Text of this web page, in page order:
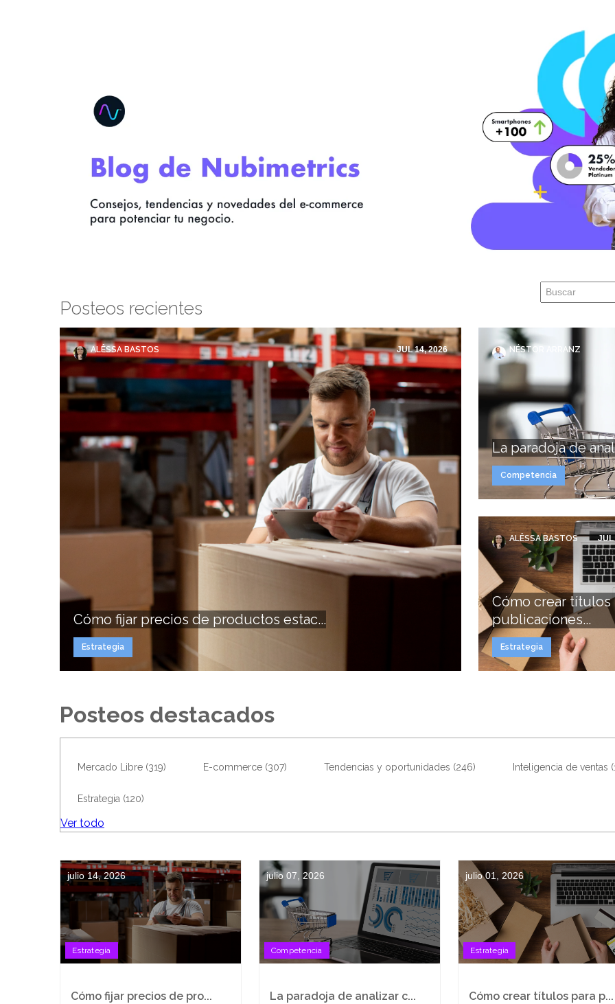
Posteos recientes
ALÊSSA BASTOS JUL 14, 2026
Cómo fijar precios de productos estac...
Estrategia
NÉSTOR ARRANZ
La paradoja de
Competencia
ALÊSSA BASTOS JUL
Cómo crear títulos
publicaciones...
Estrategia
Posteos destacados
Mercado Libre (319) E-commerce (307) Tendencias y oportunidades (246) Inteligencia de ventas
Estrategia (120)
Ver todo
julio 14, 2026
Estrategia
Cómo fijar precios de pro...
julio 07, 2026
Competencia
La paradoja de analizar c...
julio 01, 2026
Estrategia
Cómo crear títulos para p...